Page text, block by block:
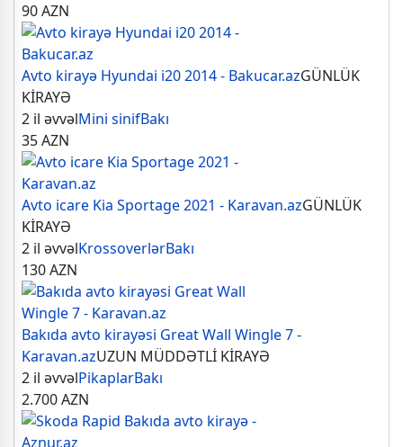
90AZN
Avto kirayə Hyundai i20 2014 - Bakucar.azGÜNLÜK
KİRAYƏ
2 il əvvəlMini sinifBakı
35AZN
Avto icare Kia Sportage 2021 - Karavan.azGÜNLÜK
KİRAYƏ
2 il əvvəlKrossoverlərBakı
130AZN
Bakıda avto kirayəsi Great Wall Wingle 7 -
Karavan.azUZUN MÜDDƏTLİ KİRAYƏ
2 il əvvəlPikaplarBakı
2.700AZN